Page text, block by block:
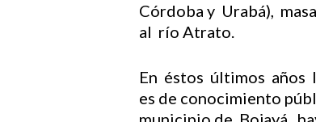
Córdoba y Urabá),
al río Atrato.
En éstos últimos años
es de conocimiento